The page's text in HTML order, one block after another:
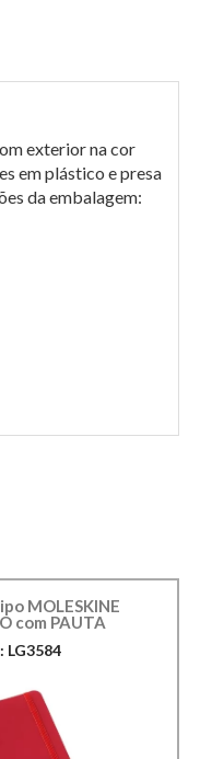
exterior na cor
em plástico e presa
da embalagem:
MOLESKINE
com PAUTA
LG3584